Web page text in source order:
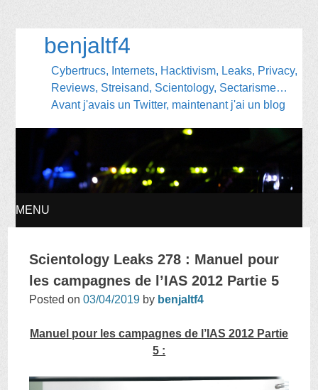
benjaltf4
Cybertrucs, Internets, Hacktivism, Leaks, Privacy,
Reviews, Streisand, Scientology, Sectarisme…
Avant j'avais un Twitter, maintenant j'ai un blog
MENU
TO
Scientology Leaks 278 : Manuel pour
les campagnes de l’IAS 2012 Partie 5
Posted on03/04/2019 by benjaltf4
Manuel pour les campagnes de l’IAS 2012 Partie
5 :